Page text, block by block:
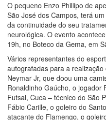
O pequeno Enzo Phillipo de
São José dos Campos, terá
da continuidade do seu
neurológica. O evento
19h, no Boteco da Gema, em
Vários representantes do
autografadas para a
Neymar Jr, que doou uma
Ronaldinho Gaúcho, o jogador
Futsal, Cuca – técnico do São
Fábio Carille, o goleiro do
atacante do Flamengo, o